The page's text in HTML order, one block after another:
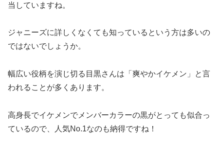
当していますね。
ジャニーズに詳しくなくても知っているという方は多いの
ではないでしょうか。
幅広い役柄を演じ切る目黒さんは「爽やかイケメン」と言
われることが多くあります。
高身長でイケメンでメンバーカラーの黒がとっても似合っ
ているので、人気No.1なのも納得ですね！